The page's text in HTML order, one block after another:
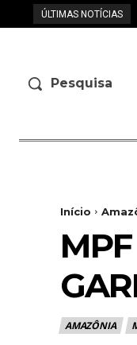
ÚLTIMAS NOTÍCIAS
Pesquisa
Início
AMAZÔNIA